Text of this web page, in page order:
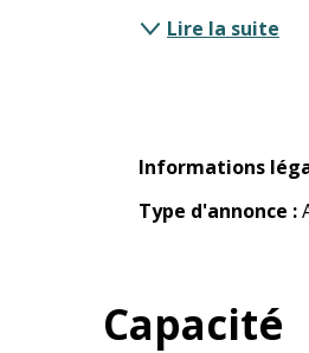
Lire la suite
Informations
Informations
Type d'annonce :
Capacité